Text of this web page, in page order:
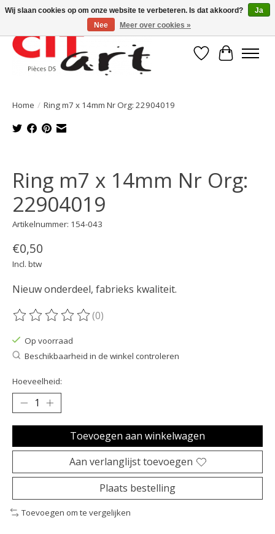
Verlanglijst
Home / Ring m7 x 14mm Nr Org: 22904019
Ring m7 x 14mm Nr Org:
22904019
Artikelnummer: 154-043
€0,50
Incl. btw
Nieuw onderdeel, fabrieks kwaliteit.
De beoordeling van dit product is
(0)
Op voorraad
Beschikbaarheid in de winkel controleren
Hoeveelheid:
Toevoegen aan winkelwagen
Aan verlanglijst toevoegen
Plaats bestelling
Toevoegen om te vergelijken
Wij slaan cookies op om onze website te verbeteren. Is dat akkoord?
Ja
Nee
Meer over cookies »